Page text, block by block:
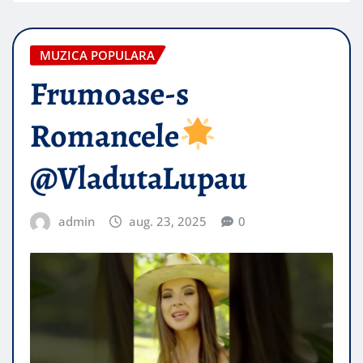
MUZICA POPULARA
Frumoase-s
Romancele
@VladutaLupau
admin aug. 23, 2025 0